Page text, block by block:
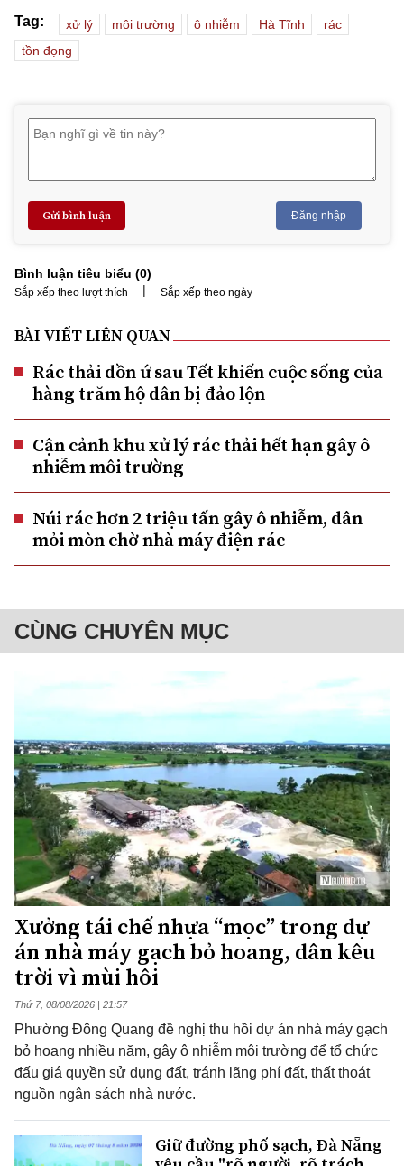
Tag: xử lý môi trường ô nhiễm Hà Tĩnh
rác
tồn đọng
Gửi bình luận Đăng nhập
Bình luận tiêu biểu (0)
Sắp xếp theo lượt thích | Sắp xếp theo ngày
BÀI VIẾT LIÊN QUAN
Rác thải dồn ứ sau Tết khiến cuộc sống của
hàng trăm hộ dân bị đảo lộn
Cận cảnh khu xử lý rác thải hết hạn gây ô
nhiễm môi trường
Núi rác hơn 2 triệu tấn gây ô nhiễm, dân
mỏi mòn chờ nhà máy điện rác
CÙNG CHUYÊN MỤC
Xưởng tái chế nhựa “mọc” trong dự
án nhà máy gạch bỏ hoang, dân kêu
trời vì mùi hôi
Thứ 7, 08/08/2026 | 21:57
Phường Đông Quang đề nghị thu hồi dự án nhà máy gạch
bỏ hoang nhiều năm, gây ô nhiễm môi trường để tổ chức
đấu giá quyền sử dụng đất, tránh lãng phí đất, thất thoát
nguồn ngân sách nhà nước.
Giữ đường phố sạch, Đà Nẵng